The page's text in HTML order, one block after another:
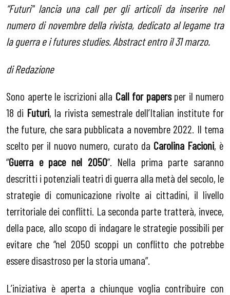
“Futuri" lancia una call per gli articoli da inserire nel
numero di novembre della rivista, dedicato al legame tra
la guerra e i futures studies. Abstract entro il 31 marzo.
di Redazione
Sono aperte le iscrizioni alla Call for papersper il numero
18 di Futuri, la rivista semestrale dell’Italian institute for
the future, che sara pubblicata a novembre 2022. Il tema
scelto per il nuovo numero, curato da Carolina Facioni, è
“Guerra e pace nel 2050”. Nella prima parte saranno
descritti i potenziali teatri di guerra alla metà del secolo, le
strategie di comunicazione rivolte ai cittadini, il livello
territoriale dei conflitti. La seconda parte tratterà, invece,
della pace, allo scopo di indagare le strategie possibili per
evitare che “nel 2050 scoppi un conflitto che potrebbe
essere disastroso per la storia umana”.
L’iniziativa è aperta a chiunque voglia contribuire con